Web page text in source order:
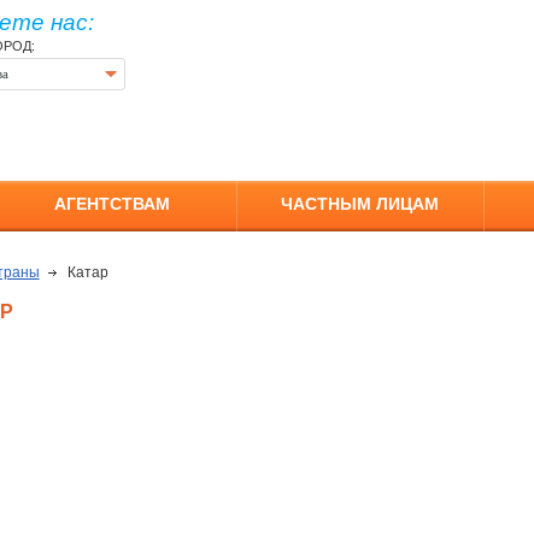
нас:
АГЕНТСТВАМ ЧАСТНЫМ ЛИЦАМ
Катар